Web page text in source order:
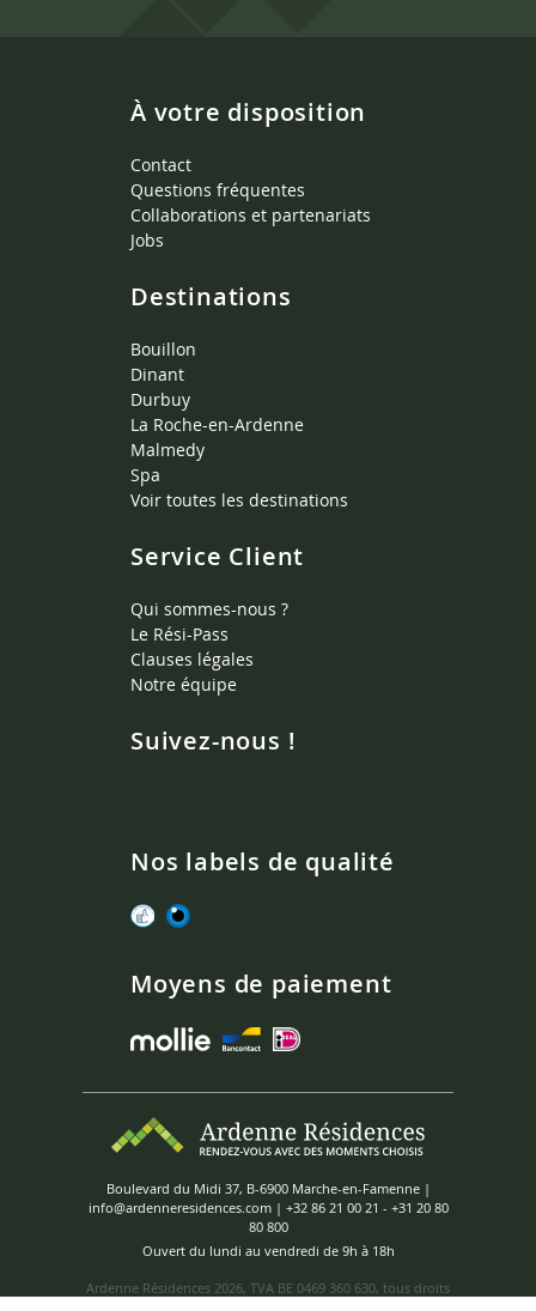
À votre disposition
Contact
Questions fréquentes
Collaborations et partenariats
Jobs
Destinations
Bouillon
Dinant
Durbuy
La Roche-en-Ardenne
Malmedy
Spa
Voir toutes les destinations
Service Client
Qui sommes-nous ?
Le Rési-Pass
Clauses légales
Notre équipe
Suivez-nous !
Nos labels de qualité
Moyens de paiement
Boulevard du Midi 37, B-6900 Marche-en-Famenne |
info@ardenneresidences.com| +32 86 21 00 21 - +31 20 80
80 800
Ouvert du lundi au vendredi de 9h à 18h
Ardenne Résidences 2026, TVA BE 0469 360 630, tous droits
réservés